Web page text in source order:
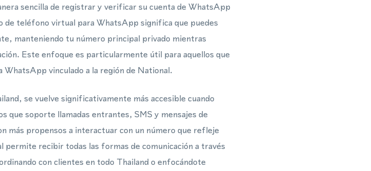
sencilla de registrar y verificar su cuenta de WhatsApp
de teléfono virtual para WhatsApp significa que puedes
manteniendo tu número principal privado mientras
Este enfoque es particularmente útil para aquellos que
vinculado a la región de National.
se vuelve significativamente más accesible cuando
que soporte llamadas entrantes, SMS y mensajes de
más propensos a interactuar con un número que refleje
permite recibir todas las formas de comunicación a través
con clientes en todo Thailand o enfocándote